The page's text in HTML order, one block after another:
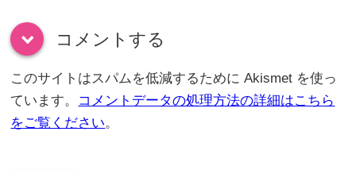
down コメントする
このサイトはスパムを低減するために Akismet を使っ
ています。 コメントデータの処理方法の詳細はこちら
をご覧ください。